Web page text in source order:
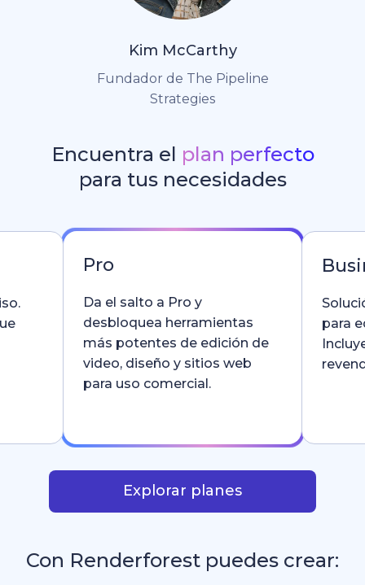
Kim McCarthy
Fundador de The Pipeline
Strategies
Encuentra el plan perfecto
para tus necesidades
Pro
Da el salto a Pro y
desbloquea herramientas
más potentes de edición de
video, diseño y sitios web
para uso comercial.
para
Explorar planes
Con Renderforest puedes crear: